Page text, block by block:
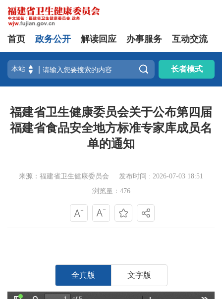
首页 政务公开 解读回应 办事服务 互动交流
 长者模式
福建省卫生健康委员会关于公布第四届
福建省食品安全地方标准专家库成员名
单的通知
来源：福建省卫生健康委员会
发布时间 : 2026-07-03 18:51
浏览量：476
全真版 文字版